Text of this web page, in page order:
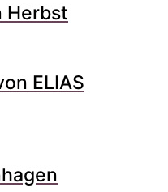
Herbst
ELIAS